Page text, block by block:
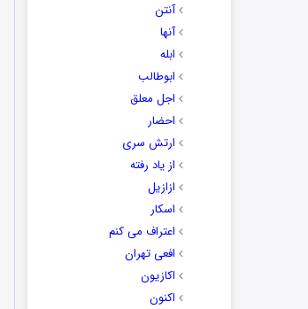
آنتن
آنها
ابله
ابوطالب
اجل معلق
احضار
ارتش سری
از یاد رفته
ازازیل
اسکار
اعتراف می کنم
افعی تهران
اکازیون
اکنون